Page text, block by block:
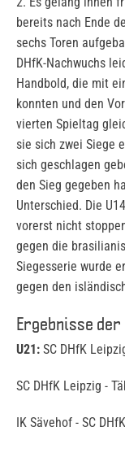
bereits nach Ende
sechs Toren
DHfK-Nachwuchs
Handbold, die mit
konnten und den
vierten Spieltag
sie sich zwei Siege
sich geschlagen
den Sieg gegeben
Unterschied. Die
vorerst nicht
gegen die
Siegesserie wurde
gegen den
Ergebnisse
U21: SC DHfK
SC DHfK Leipzig -
IK Sävehof - SC